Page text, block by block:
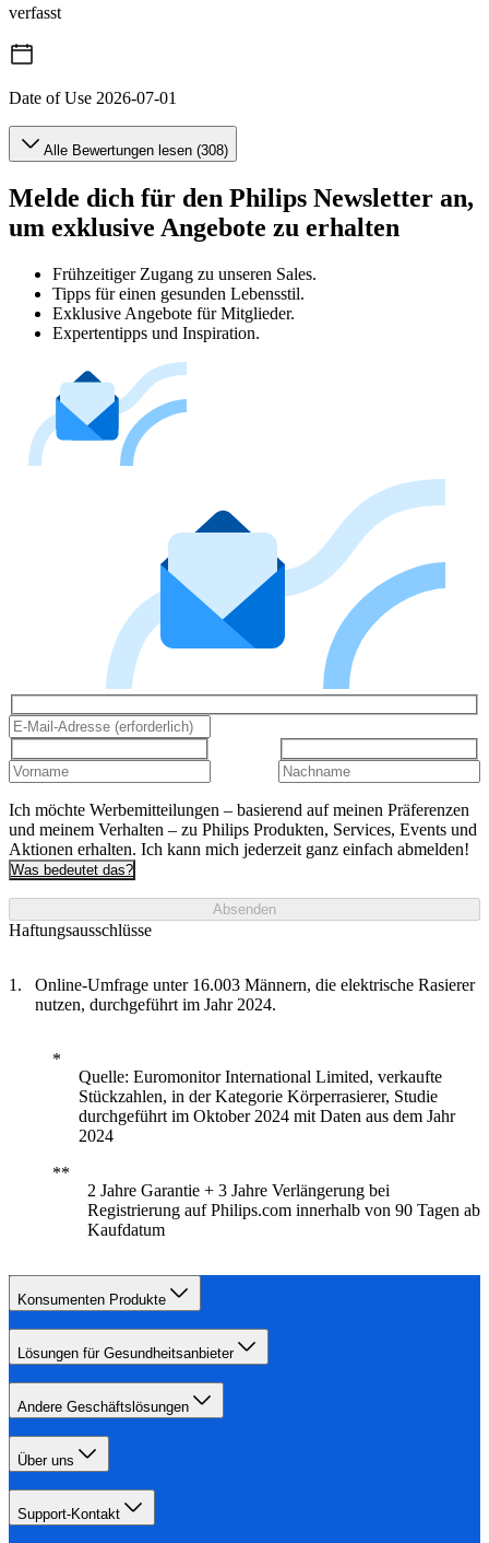
verfasst
Date of Use 2026-07-01
Alle Bewertungen lesen (308)
Melde dich für den Philips Newsletter an,
um exklusive Angebote zu erhalten
Frühzeitiger Zugang zu unseren Sales.
Tipps für einen gesunden Lebensstil.
Exklusive Angebote für Mitglieder.
Expertentipps und Inspiration.
Ich möchte Werbemitteilungen – basierend auf meinen Präferenzen
und meinem Verhalten – zu Philips Produkten, Services, Events und
Aktionen erhalten. Ich kann mich jederzeit ganz einfach abmelden!
Was bedeutet das?
Absenden
Haftungsausschlüsse
Online-Umfrage unter 16.003 Männern, die elektrische Rasierer
nutzen, durchgeführt im Jahr 2024.
Quelle: Euromonitor International Limited, verkaufte
Stückzahlen, in der Kategorie Körperrasierer, Studie
durchgeführt im Oktober 2024 mit Daten aus dem Jahr
2024
2 Jahre Garantie + 3 Jahre Verlängerung bei
Registrierung auf Philips.com innerhalb von 90 Tagen ab
Kaufdatum
Konsumenten Produkte
Lösungen für Gesundheitsanbieter
Andere Geschäftslösungen
Über uns
Support-Kontakt